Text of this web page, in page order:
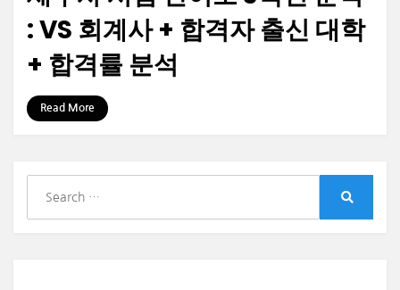
: VS 회계사 + 합격자 출신 대학
+ 합격률 분석
by 정보수집가
Read More
a